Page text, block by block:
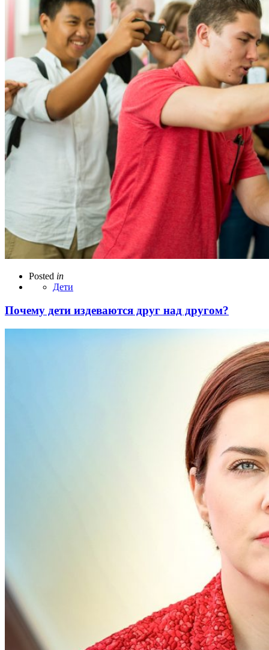
Posted in
Дети
Почему дети издеваются друг над другом?